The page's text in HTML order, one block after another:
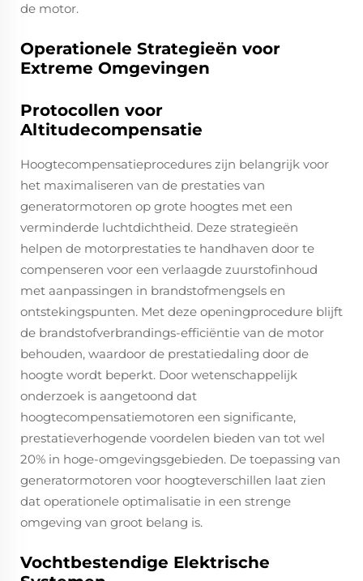
de motor.
Operationele Strategieën voor
Extreme Omgevingen
Protocollen voor
Altitudecompensatie
Hoogtecompensatieprocedures zijn belangrijk voor
het maximaliseren van de prestaties van
generatormotoren op grote hoogtes met een
verminderde luchtdichtheid. Deze strategieën
helpen de motorprestaties te handhaven door te
compenseren voor een verlaagde zuurstofinhoud
met aanpassingen in brandstofmengsels en
ontstekingspunten. Met deze openingprocedure blijft
de brandstofverbrandings-efficiëntie van de motor
behouden, waardoor de prestatiedaling door de
hoogte wordt beperkt. Door wetenschappelijk
onderzoek is aangetoond dat
hoogtecompensatiemotoren een significante,
prestatieverhogende voordelen bieden van tot wel
20% in hoge-omgevingsgebieden. De toepassing van
generatormotoren voor hoogteverschillen laat zien
dat operationele optimalisatie in een strenge
omgeving van groot belang is.
Vochtbestendige Elektrische